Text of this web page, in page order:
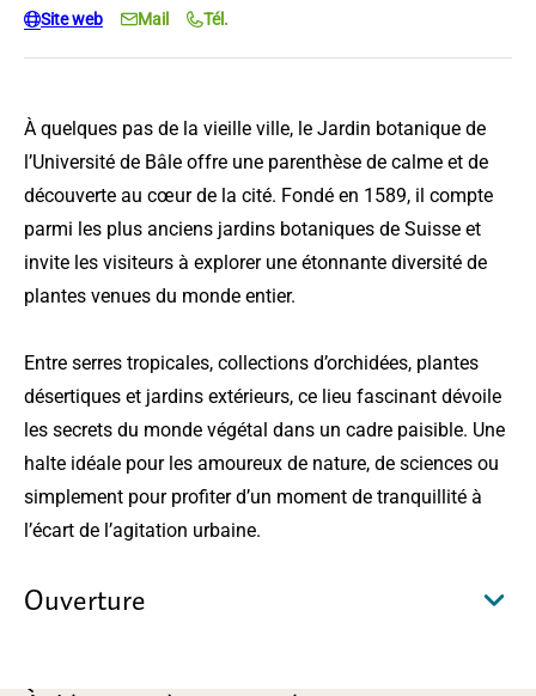
À quelques pas de la vieille ville, le Jardin botanique de
l’Université de Bâle offre une parenthèse de calme et de
découverte au cœur de la cité. Fondé en 1589, il compte
parmi les plus anciens jardins botaniques de Suisse et
invite les visiteurs à explorer une étonnante diversité de
plantes venues du monde entier.
Entre serres tropicales, collections d’orchidées, plantes
désertiques et jardins extérieurs, ce lieu fascinant dévoile
les secrets du monde végétal dans un cadre paisible. Une
halte idéale pour les amoureux de nature, de sciences ou
simplement pour profiter d’un moment de tranquillité à
l’écart de l’agitation urbaine.
Ouverture
Site web Mail Tél.